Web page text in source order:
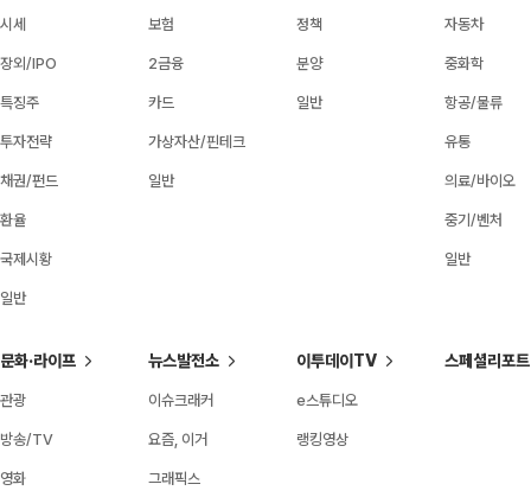
시세
장외/IPO
특징주
투자전략
채권/펀드
환율
국제시황
일반
보험
2금융
카드
가상자산/핀테크
일반
정책
분양
일반
자동차
중화학
항공/물류
유통
의료/바이오
중기/벤처
일반
문화·라이프
관광
방송/TV
영화
뉴스발전소
이슈크래커
요즘, 이거
그래픽스
이투데이TV
e스튜디오
랭킹영상
스페셜리포트